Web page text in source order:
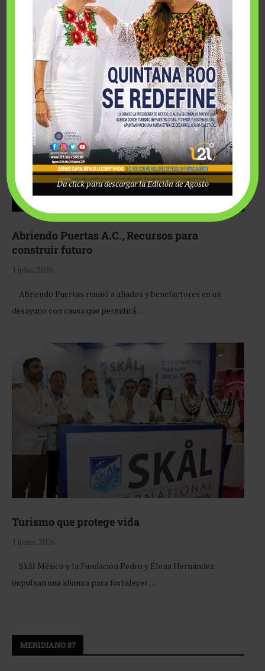
Fairmont Mayakoba y Make-A-Wish México unieron
esfuerzos para hacer realidad el deseo de una …
Abriendo Puertas A.C., Recursos para
construir futuro
1 julio, 2026
Abriendo Puertas reunió a aliados y benefactores en un
desayuno con causa que permitirá …
Turismo que protege vida
1 junio, 2026
Skål México y la Fundación Pedro y Elena Hernández
impulsan una alianza para fortalecer …
MERIDIANO 87
Da click para descargar la Edición de Agosto